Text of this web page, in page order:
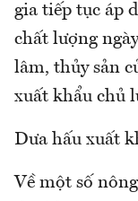
gia tiếp tục áp
chất lượng
lâm, thủy sản
xuất khẩu chủ
Dưa hấu xuất
Về một số